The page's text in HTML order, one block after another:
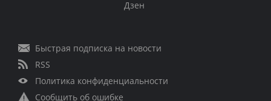
Дзен
Быстрая подписка на новости
RSS
Политика конфиденциальности
Сообщить об ошибке